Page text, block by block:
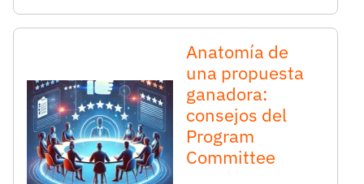
Anatomía de
una propuesta
ganadora:
consejos del
Program
Committee